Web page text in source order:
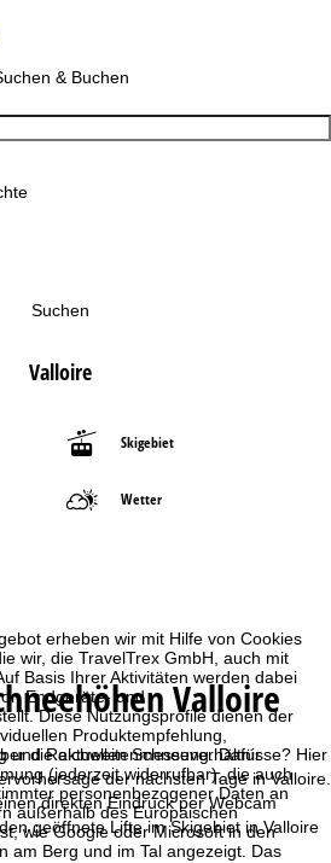
erheben wir mit Hilfe von Cookies
wir, die TravelTrex GmbH, auch mit
Basis Ihrer Aktivitäten werden dabei
Endgeräte- und
Diese Nutzungsprofile dienen der
Produktempfehlung,
und Reichweitenmessung. Dafür
(jederzeit widerrufbar), die auch
personenbezogener Daten an
außerhalb des Europäischen
wie Google oder Microsoft in den
& Buchen
Suchen
Valloire
Skigebiet
Wetter
Valloire
die aktuellen Schneeverhältnisse? Hier
der nächsten Tage in Valloire.
direkten Eindruck per Webcam
geöffnete Lifte im Skigebiet in Valloire
am Berg und im Tal angezeigt. Das